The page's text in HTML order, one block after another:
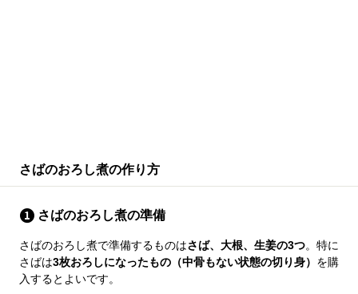
さばのおろし煮の作り方
さばのおろし煮の準備
さばのおろし煮で準備するものはさば、大根、生姜の3つ。特に
さばは3枚おろしになったもの（中骨もない状態の切り身） を購
入するとよいです。